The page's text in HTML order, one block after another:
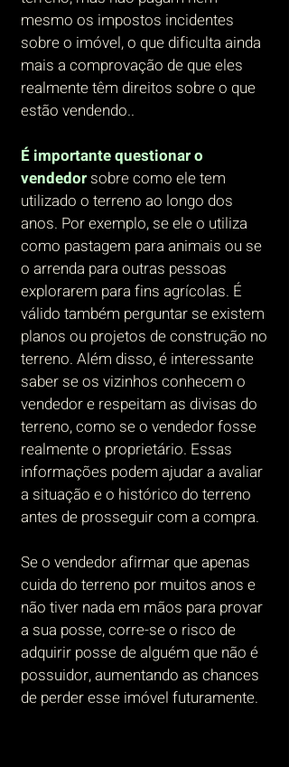
mesmo os impostos incidentes
sobre o imóvel, o que dificulta ainda
mais a comprovação de que eles
realmente têm direitos sobre o que
estão vendendo..
É importante questionar o
vendedor sobre como ele tem
utilizado o terreno ao longo dos
anos. Por exemplo, se ele o utiliza
como pastagem para animais ou se
o arrenda para outras pessoas
explorarem para fins agrícolas. É
válido também perguntar se existem
planos ou projetos de construção no
terreno. Além disso, é interessante
saber se os vizinhos conhecem o
vendedor e respeitam as divisas do
terreno, como se o vendedor fosse
realmente o proprietário. Essas
informações podem ajudar a avaliar
a situação e o histórico do terreno
antes de prosseguir com a compra.
Se o vendedor afirmar que apenas
cuida do terreno por muitos anos e
não tiver nada em mãos para provar
a sua posse, corre-se o risco de
adquirir posse de alguém que não é
possuidor, aumentando as chances
de perder esse imóvel futuramente.